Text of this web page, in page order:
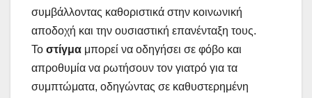
συμβάλλοντας καθοριστικά στην κοινωνική
αποδοχή και την ουσιαστική επανένταξη τους.
Το στίγμα μπορεί να οδηγήσει σε φόβο και
απροθυμία να ρωτήσουν τον γιατρό για τα
συμπτώματα, οδηγώντας σε καθυστερημένη